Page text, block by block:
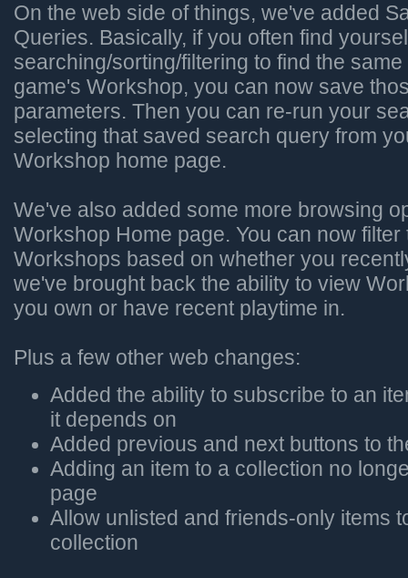
On the web side of things, we've added
Queries. Basically, if you often find
searching/sorting/filtering to find the
game's Workshop, you can now save
parameters. Then you can re-run your
selecting that saved search query from
Workshop home page.
We've also added some more browsing
Workshop Home page. You can now
Workshops based on whether you
we've brought back the ability to view
you own or have recent playtime in.
Plus a few other web changes:
Added the ability to subscribe to an
it depends on
Added previous and next buttons to
Adding an item to a collection no
page
Allow unlisted and friends-only items
collection